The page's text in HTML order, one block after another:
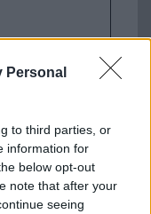
Personal
to third parties, or
information for
below opt-out
note that after your
seeing